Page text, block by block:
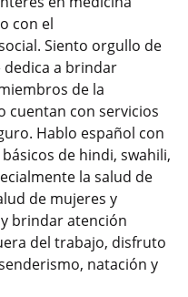
con el
Siento orgullo de
a brindar
de la
cuentan con servicios
Hablo español con
de hindi, swahili,
la salud de
de mujeres y
brindar atención
del trabajo, disfruto
natación y